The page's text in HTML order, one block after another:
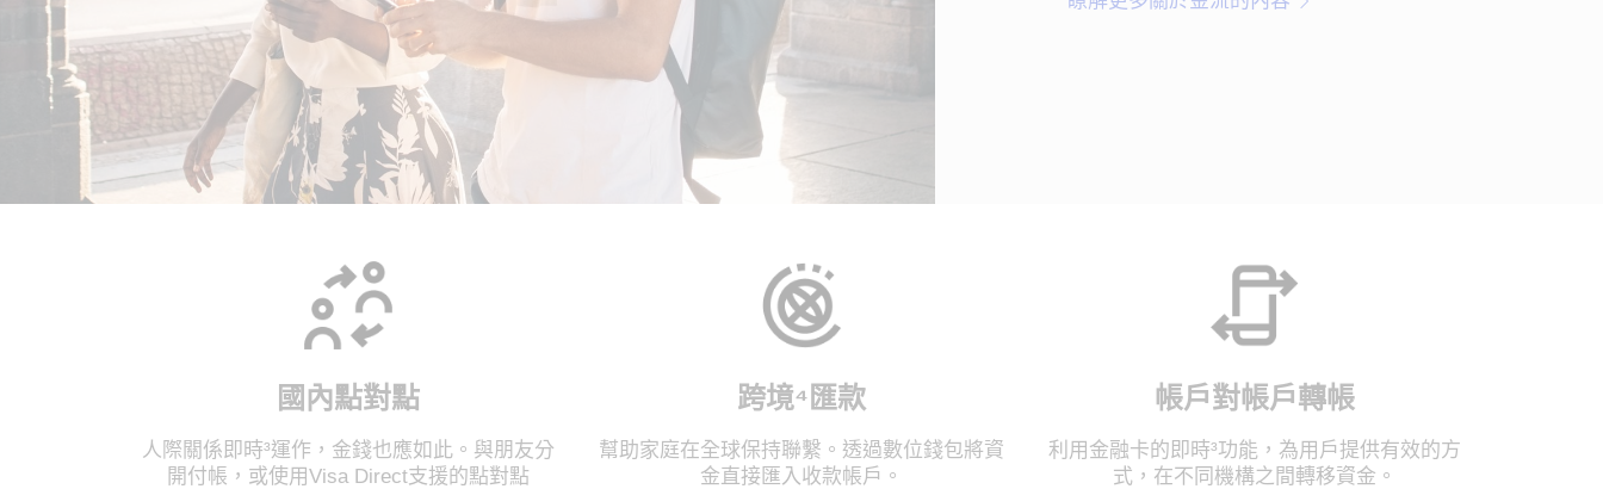
國內點對點
人際關係即時³運作，金錢也應如此。與朋友分
開付帳，或使用Visa Direct支援的點對點
跨境⁴匯款
幫助家庭在全球保持聯繫。透過數位錢包將資
金直接匯入收款帳戶。
帳戶對帳戶轉帳
利用金融卡的即時³功能，為用戶提供有效的方
式，在不同機構之間轉移資金。